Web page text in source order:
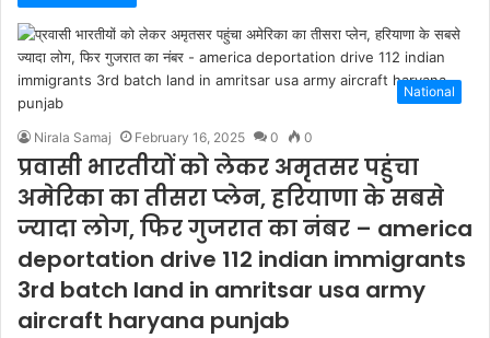
National
Nirala Samaj February 16, 2025 0 0
प्रवासी भारतीयों को लेकर अमृतसर पहुंचा
अमेरिका का तीसरा प्‍लेन, हरियाणा के सबसे
ज्‍यादा लोग, फिर गुजरात का नंबर – america
deportation drive 112 indian immigrants
3rd batch land in amritsar usa army
aircraft haryana punjab